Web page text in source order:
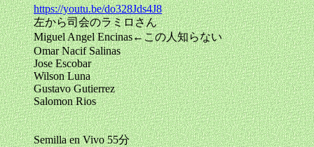
https://youtu.be/do328Jds4J8
左から司会のラミロさん
Miguel Angel Encinas←この人知らない
Omar Nacif Salinas
Jose Escobar
Wilson Luna
Gustavo Gutierrez
Salomon Rios
Semilla en Vivo 55分